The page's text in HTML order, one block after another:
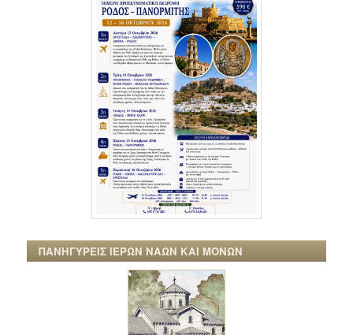
ΠΑΝΗΓΥΡΕΙΣ ΙΕΡΩΝ ΝΑΩΝ ΚΑΙ ΜΟΝΩΝ